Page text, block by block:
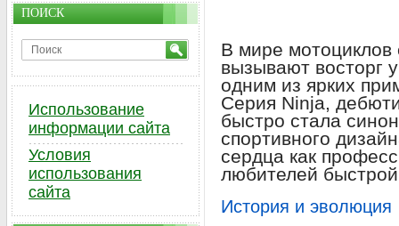
В мире мотоциклов
вызывают восторг
одним из ярких
Серия Ninja,
быстро стала
спортивного
сердца как
любителей
История и эволюция
ПОИСК
Использование
информации сайта
Условия
использования
сайта